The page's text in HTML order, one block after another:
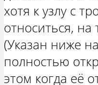
хотя к узлу с
относиться, на
(Указан ниже
полностью
этом когда её